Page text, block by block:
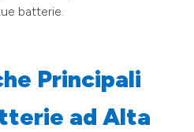
batterie.
Principali
ad Alta